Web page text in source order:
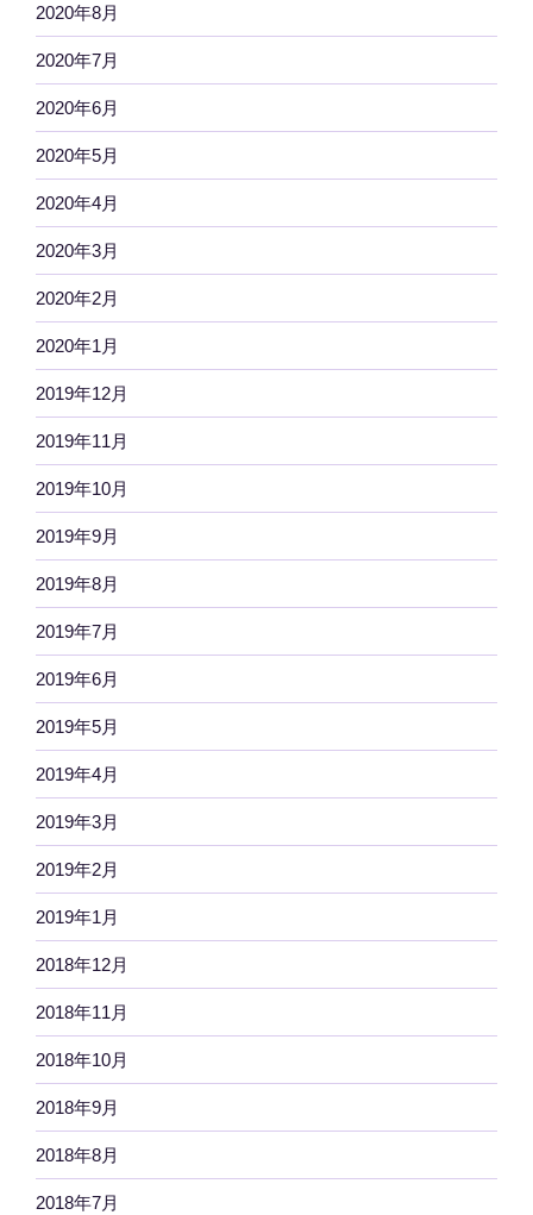
2020年8月
2020年7月
2020年6月
2020年5月
2020年4月
2020年3月
2020年2月
2020年1月
2019年12月
2019年11月
2019年10月
2019年9月
2019年8月
2019年7月
2019年6月
2019年5月
2019年4月
2019年3月
2019年2月
2019年1月
2018年12月
2018年11月
2018年10月
2018年9月
2018年8月
2018年7月